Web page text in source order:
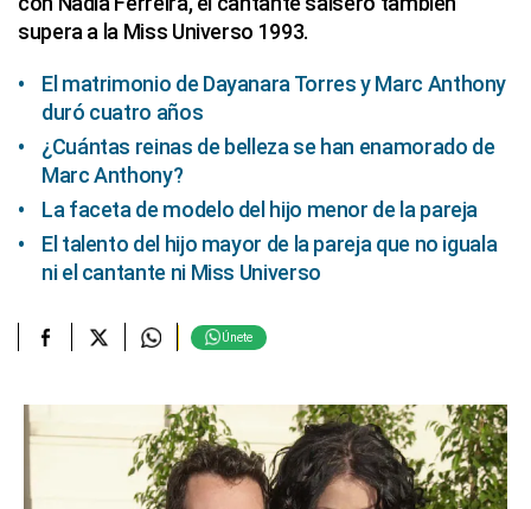
supera a la Miss Universo 1993.
El matrimonio de Dayanara Torres y Marc Anthony
duró cuatro años
¿Cuántas reinas de belleza se han enamorado de
Marc Anthony?
La faceta de modelo del hijo menor de la pareja
El talento del hijo mayor de la pareja que no iguala
ni el cantante ni Miss Universo
Únete